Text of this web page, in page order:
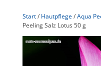
Start/ Hautpflege /Aqua
Peeling Salz Lotus 50 g